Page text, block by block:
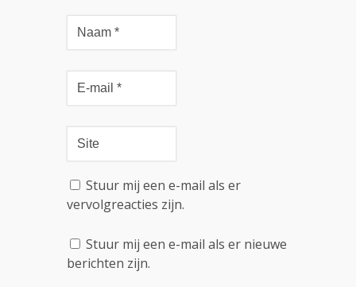
Stuur mij een e-mail als er
vervolgreacties zijn.
Stuur mij een e-mail als er nieuwe
berichten zijn.